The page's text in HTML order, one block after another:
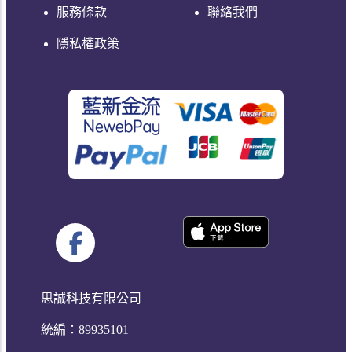
服務條款
隱私權政策
聯絡我們
思誠科技有限公司
統編：89935101